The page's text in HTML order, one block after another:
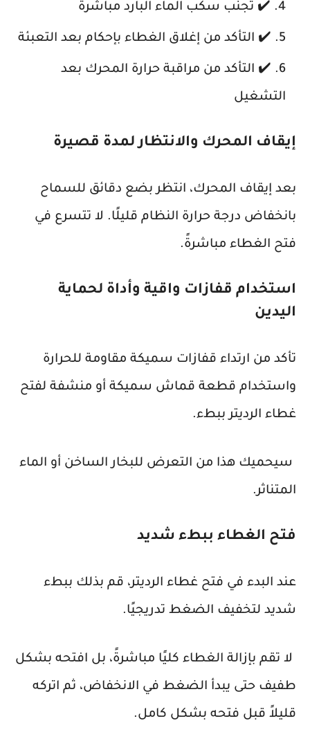
✔️ تجنب سكب الماء البارد مباشرةً
✔️ التأكد من إغلاق الغطاء بإحكام بعد التعبئة
✔️ التأكد من مراقبة حرارة المحرك بعد
التشغيل
إيقاف المحرك والانتظار لمدة قصيرة
بعد إيقاف المحرك، انتظر بضع دقائق للسماح
بانخفاض درجة حرارة النظام قليلًا. لا تتسرع في
فتح الغطاء مباشرةً.
استخدام قفازات واقية وأداة لحماية
اليدين
تأكد من ارتداء قفازات سميكة مقاومة للحرارة
واستخدام قطعة قماش سميكة أو منشفة لفتح
غطاء الرديتر ببطء.
سيحميك هذا من التعرض للبخار الساخن أو الماء
المتناثر.
فتح الغطاء ببطء شديد
عند البدء في فتح غطاء الرديتر، قم بذلك ببطء
شديد لتخفيف الضغط تدريجيًا.
لا تقم بإزالة الغطاء كليًا مباشرةً، بل افتحه بشكل
طفيف حتى يبدأ الضغط في الانخفاض، ثم اتركه
قليلاً قبل فتحه بشكل كامل.